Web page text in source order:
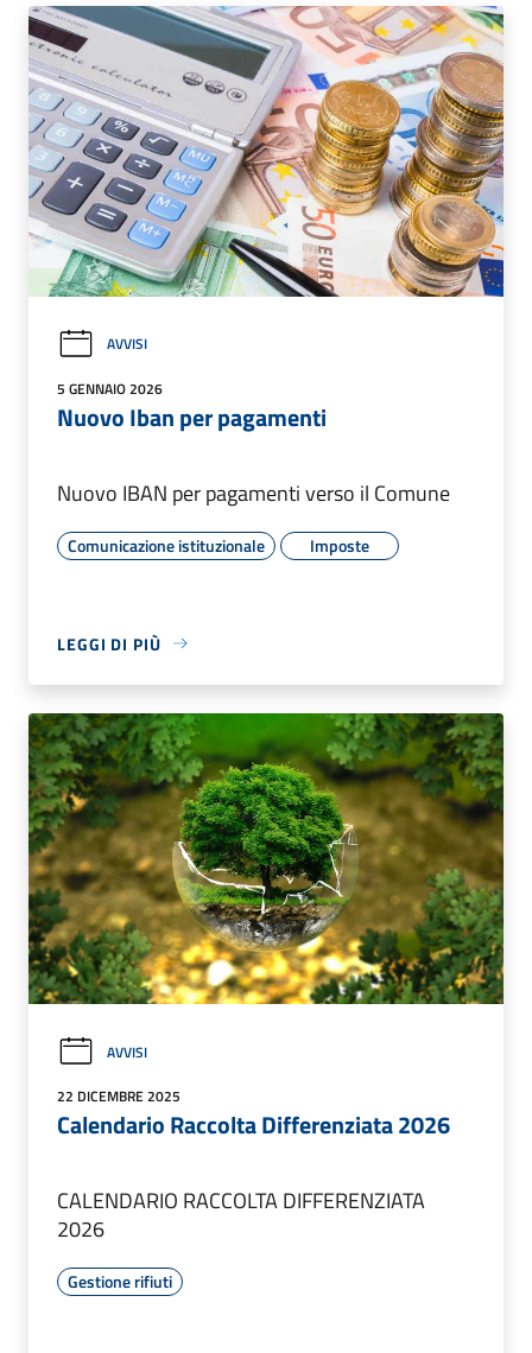
AVVISI
5 GENNAIO 2026
Nuovo Iban per pagamenti
Nuovo IBAN per pagamenti verso il Comune
Comunicazione istituzionale Imposte
LEGGI DI PIÙ
AVVISI
22 DICEMBRE 2025
Calendario Raccolta Differenziata 2026
CALENDARIO RACCOLTA DIFFERENZIATA
2026
Gestione rifiuti